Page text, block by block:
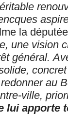
la
une vision
général.
au
ville,
lui apporte